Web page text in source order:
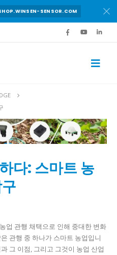
SENSOR.COM
다: 스마트 농
업 관행 채택으로 인해 중대한 변화
관행 중 하나가 스마트 농업입니
그 이점, 그리고 그것이 농업 산업